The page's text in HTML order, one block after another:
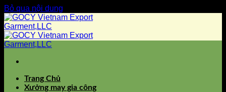
Bỏ qua nội dung
Trang Chủ
Xưởng may gia công